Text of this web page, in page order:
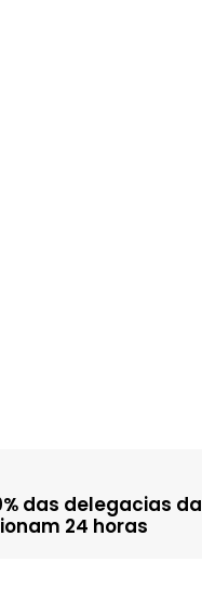
das delegacias da
24 horas